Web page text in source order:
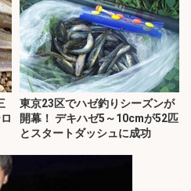
東京23区でハゼ釣りシーズンが
開幕！ デキハゼ5～10cmが52匹
とスタートダッシュに成功